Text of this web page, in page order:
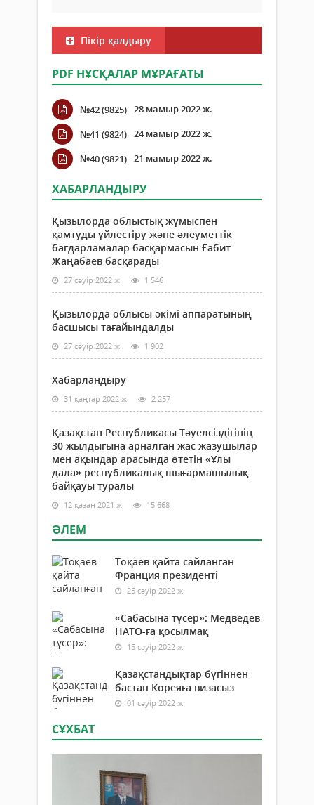
Пікір қалдыру
PDF НҰСҚАЛАР МҰРАҒАТЫ
№42 (9825) 28 мамыр 2022 ж.
№41 (9824) 24 мамыр 2022 ж.
№40 (9821) 21 мамыр 2022 ж.
ХАБАРЛАНДЫРУ
Қызылорда облыстық жұмыспен
қамтуды үйлестіру және әлеуметтік
бағдарламалар басқармасын Ғабит
Жаңабаев басқарады
27 сәуір 2022 ж. 1 546
Қызылорда облысы әкімі аппаратының
басшысы тағайындалды
27 сәуір 2022 ж. 1 902
Хабарландыру
31 қаңтар 2022 ж. 2 257
Қазақстан Республикасы Тәуелсіздігінің
30 жылдығына арналған жас жазушылар
мен ақындар арасында өтетін «Ұлы
дала» республикалық шығармашылық
байқауы туралы
12 қазан 2021 ж. 15 668
ӘЛЕМ
Тоқаев қайта сайланған
Франция президенті
25 сәуір 2022 ж.
«Сабасына түсер»: Медведев
НАТО-ға қосылмақ
15 сәуір 2022 ж.
Қазақстандықтар бүгіннен
бастап Кореяға визасыз
01 сәуір 2022 ж.
СҰХБАТ